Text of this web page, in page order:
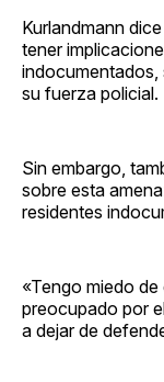
Kurlandmann
tener
indocumentados,
su fuerza policial.
Sin embargo,
sobre esta
residentes
«Tengo miedo
preocupado por
a dejar de